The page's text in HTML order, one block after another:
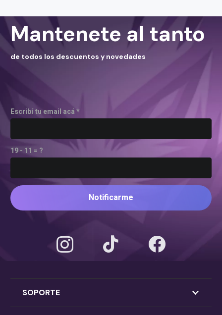
Mantenete al tanto
de todos los descuentos y novedades
Escribí tu email acá *
19 - 11 = ?
Notificarme
SOPORTE